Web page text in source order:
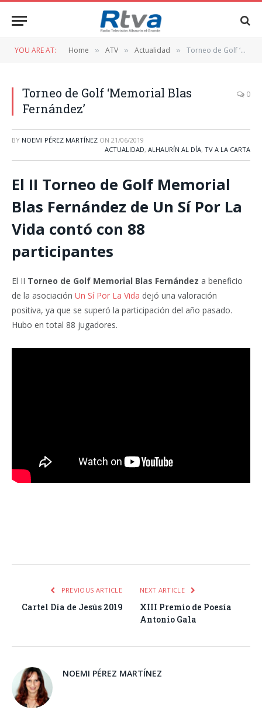
YOU ARE AT: Home » ATV » Actualidad » Torneo de Golf ‘Memorial Blas Fernández’
Torneo de Golf ‘Memorial Blas
Fernández’
0
BY NOEMI PÉREZ MARTÍNEZ ON 21/06/2019
ACTUALIDAD, ALHAURÍN AL DÍA, TV A LA CARTA
El II Torneo de Golf Memorial
Blas Fernández de Un Sí Por La
Vida contó con 88
participantes
El II Torneo de Golf Memorial Blas Fernández a beneficio
de la asociación Un Sí Por La Vida dejó una valoración
positiva, ya que se superó la participación del año pasado.
Hubo en total 88 jugadores.
PREVIOUS ARTICLE
Cartel Día de Jesús 2019
NEXT ARTICLE
XIII Premio de Poesía
Antonio Gala
NOEMI PÉREZ MARTÍNEZ